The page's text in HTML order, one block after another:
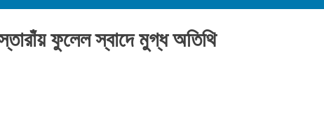
ফুলেল স্বাদে মুগ্ধ অতিথি